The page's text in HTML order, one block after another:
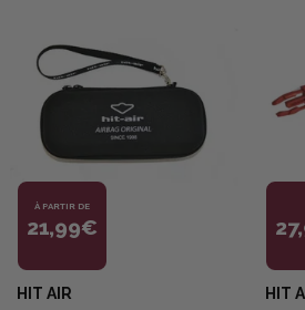
À PARTIR DE
21,99€
HIT AIR
HIT